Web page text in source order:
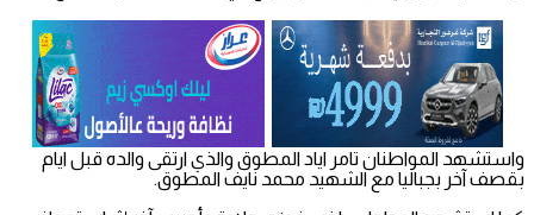
واستشهد المواطنان تامر اياد المطوق والذي ارتقى والده قبل ايام
بقصف آخر بجباليا مع الشهيد محمد نايف المطوق.